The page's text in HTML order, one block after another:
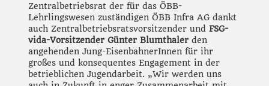
Zentralbetriebsrat der für das ÖBB-
Lehrlingswesen zuständigen ÖBB Infra AG dankt
auch Zentralbetriebsratsvorsitzender und FSG-
vida-Vorsitzender Günter Blumthalerden
angehenden Jung-EisenbahnerInnen für ihr
großes und konsequentes Engagement in der
betrieblichen Jugendarbeit. „Wir werden uns